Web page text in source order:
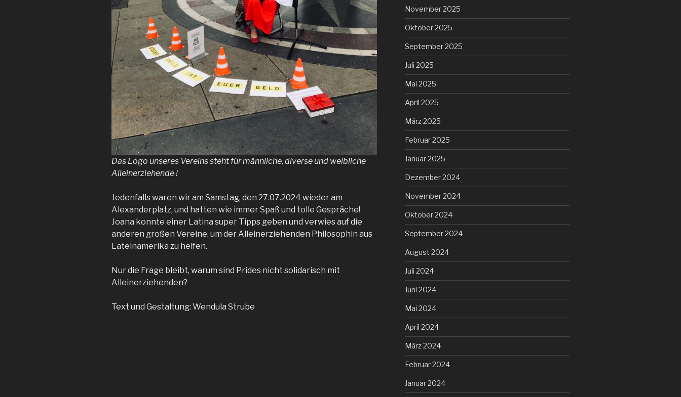
Das Logo unseres Vereins steht für männliche, diverse und weibliche
Alleinerziehende !
Jedenfalls waren wir am Samstag, den 27.07.2024 wieder am
Alexanderplatz, und hatten wie immer Spaß und tolle Gespräche!
Joana konnte einer Latina super Tipps geben und verwies auf die
anderen großen Vereine, um der Alleinerziehenden Philosophin aus
Lateinamerika zu helfen.
Nur die Frage bleibt, warum sind Prides nicht solidarisch mit
Alleinerziehenden?
Text und Gestaltung: Wendula Strube
November 2025
Oktober 2025
September 2025
Juli 2025
Mai 2025
April 2025
März 2025
Februar 2025
Januar 2025
Dezember 2024
November 2024
Oktober 2024
September 2024
August 2024
Juli 2024
Juni 2024
Mai 2024
April 2024
März 2024
Februar 2024
Januar 2024